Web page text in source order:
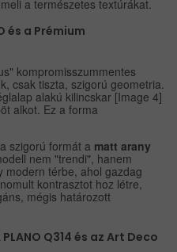
a természetes textúrákat.
és a Prémium
kompromisszummentes
csak tiszta, szigorú geometria.
alakú kilincskar [Image 4]
alkot. Ez a forma
szigorú formát a matt arany
nem "trendi", hanem
modern térbe, ahol gazdag
kontrasztot hoz létre,
mégis határozott
Q314 és az Art Deco